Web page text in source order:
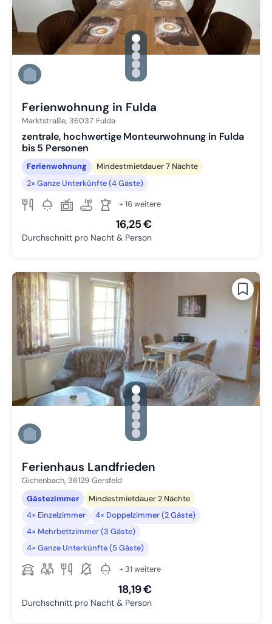
gallery.slide_selector
Zu Slide 1 wechseln
Zu Slide 2 wechseln
Zu Slide 3 wechseln
Zu Slide 4 wechseln
Zu Slide 5 wechseln
Ferienwohnung in Fulda
Marktstraße, 36037 Fulda
zentrale, hochwertige Monteurwohnung in Fulda
bis 5 Personen
Ferienwohnung
Mindestmietdauer 7 Nächte
2× Ganze Unterkünfte (4 Gäste)
+ 16 weitere
16,25 €
Durchschnitt pro Nacht & Person
gallery.slide_selector
Zu Slide 1 wechseln
Zu Slide 2 wechseln
Zu Slide 3 wechseln
Zu Slide 4 wechseln
Zu Slide 5 wechseln
Zu Slide 6 wechseln
Ferienhaus Landfrieden
Gichenbach, 36129 Gersfeld
Gästezimmer
Mindestmietdauer 2 Nächte
4× Einzelzimmer
4× Doppelzimmer (2 Gäste)
4× Mehrbettzimmer (3 Gäste)
4× Ganze Unterkünfte (5 Gäste)
+ 31 weitere
18,19 €
Durchschnitt pro Nacht & Person